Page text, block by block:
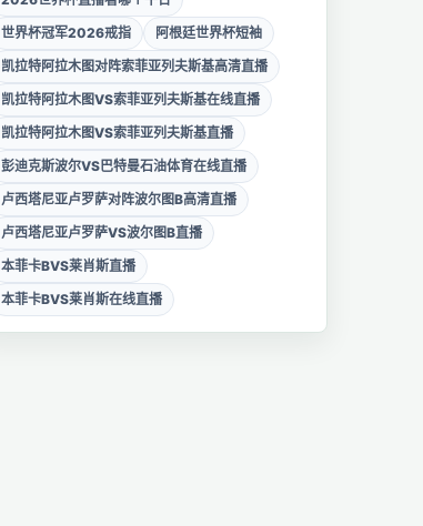
世界杯冠军2026戒指
阿根廷世界杯短袖
凯拉特阿拉木图对阵索菲亚列夫斯基高清直播
凯拉特阿拉木图VS索菲亚列夫斯基在线直播
凯拉特阿拉木图VS索菲亚列夫斯基直播
彭迪克斯波尔VS巴特曼石油体育在线直播
卢西塔尼亚卢罗萨对阵波尔图B高清直播
卢西塔尼亚卢罗萨VS波尔图B直播
本菲卡BVS莱肖斯直播
本菲卡BVS莱肖斯在线直播